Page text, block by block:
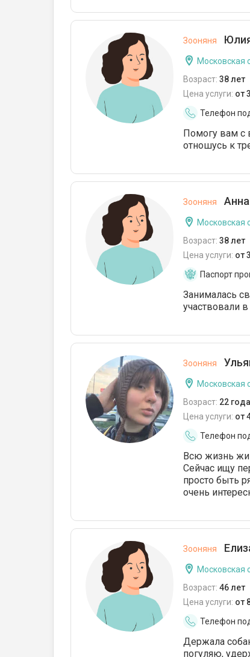
Зооняня
Московская
Возраст: 38 лет
Цена услуги: от
Телефон
Помогу вам с
отношусь к
Зооняня
Московская
Возраст: 38 лет
Цена услуги: от
Паспорт
Занималась
участвовали
Зооняня
Московская
Возраст: 22 года
Цена услуги: от
Телефон
Всю жизнь
Сейчас ищу
просто быть
очень
Зооняня
Московская
Возраст: 46 лет
Цена услуги: от
Телефон
Держала
погуляю,